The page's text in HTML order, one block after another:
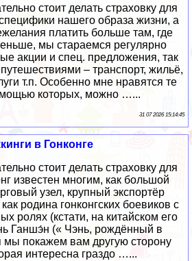
стоит делать страховку для
нашего образа жизни, а
платить больше там, где
мы стараемся регулярно
акции и спец. предложения, так
– транспорт, жильё,
т.п. Особенно мне нравятся те
которых, можно …...
31 07 2026 15:14:45
в Гонконге
стоит делать страховку для
известен многим, как большой
узел, крупный экспортёр
родина гонконгских боевиков с
ролях (кстати, на китайском его
Ганшэ́н (« Чэнь, рождённый в
мы покажем вам другую сторону
интересна граздо …...